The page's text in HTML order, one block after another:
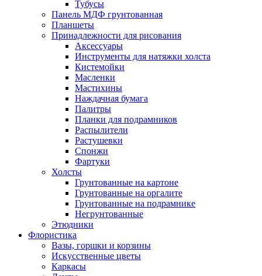
Тубусы
Панель МДФ грунтованная
Планшеты
Принадлежности для рисования
Аксессуары
Инструменты для натяжки холста
Кистемойки
Масленки
Мастихины
Наждачная бумага
Палитры
Планки для подрамников
Распылители
Растушевки
Спонжи
Фартуки
Холсты
Грунтованные на картоне
Грунтованные на оргалите
Грунтованные на подрамнике
Негрунтованные
Этюдники
Флористика
Вазы, горшки и корзины
Искусственные цветы
Каркасы